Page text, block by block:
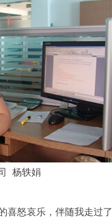
杨轶娟
喜怒哀乐，伴随我走过了